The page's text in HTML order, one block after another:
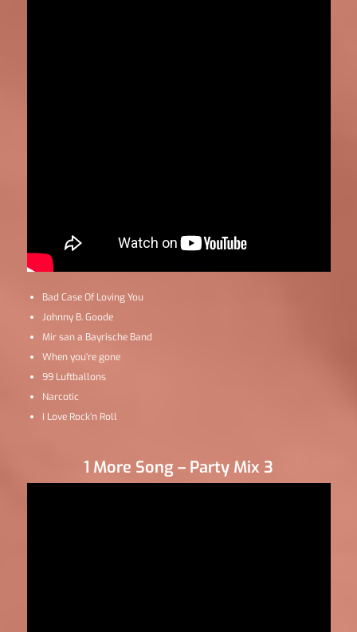
Bad Case Of Loving You
Johnny B. Goode
Mir san a Bayrische Band
When you’re gone
99 Luftballons
Narcotic
I Love Rock’n Roll
1 More Song – Party Mix 3